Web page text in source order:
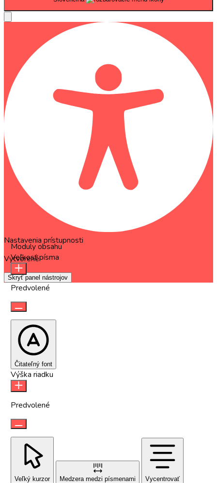
Nastavenia prístupnosti
Vytvorené OneTap
Skryť panel nástrojov
Moduly obsahu
Veľkosť písma
Predvolené
Čitateľný font
Výška riadku
Predvolené
Veľký kurzor Medzera medzi písmenami Vycentrovať